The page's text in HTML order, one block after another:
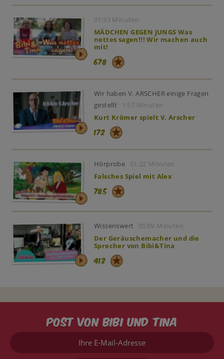
01:33 Minuten
MÄDCHEN GEGEN JUNGS Was
nettes sagen!!! Wir machen auch
mit!
678
Wir haben V. ARSCHER einige Fragen
gestellt
1:57 Minuten
Kurt Krömer spielt V. Arscher
172
Hörprobe
01:22 Minuten
Falsches Spiel mit Alex
785
Wissenswert
05:09 Minuten
Der Geräuschemacher und die
Sprecher von Bibi&Tina
412
Post von Bibi und Tina
Ihre
Mail-